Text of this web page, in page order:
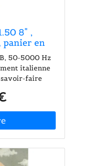
8" ,
panier en
hi-fi
50-5000 Hz
italienne
faire
remarquable,
et des outils
de
avec un
Excellent
Une
ISO 9001,